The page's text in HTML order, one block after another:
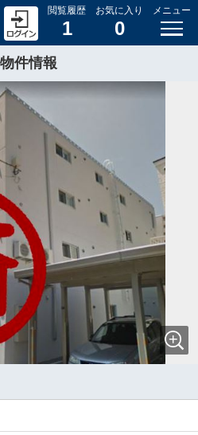
閲覧履歴
1
お気に入り
0
メニュー
件情報